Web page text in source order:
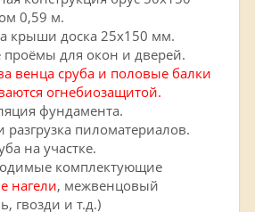
0,59 м.
крыши доска 25х150 мм.
для окон и дверей.
венца сруба и половые балки
огнебиозащитой.
фундамента.
разгрузка пиломатериалов.
на участке.
комплектующие
нагели, межвенцовый
гвозди и т.д.)